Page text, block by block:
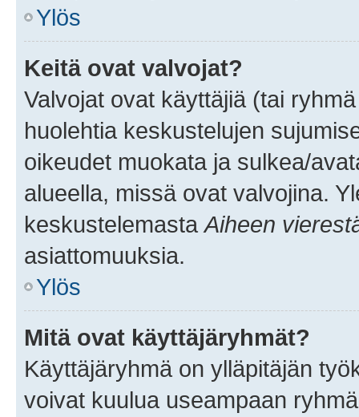
Ylös
Keitä ovat valvojat?
Valvojat ovat käyttäjiä (tai
huolehtia keskustelujen
oikeudet muokata ja sulkea/
alueella, missä ovat valvojina.
keskustelemasta Aiheen
asiattomuuksia.
Ylös
Mitä ovat käyttäjäryhmät?
Käyttäjäryhmä on ylläpitäjän
voivat kuulua useampaan